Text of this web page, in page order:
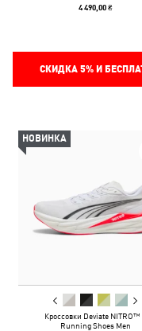
4 490,00 ₴
СКИДКА 5%И
НОВИНКА
Кроссовки Deviate NITRO™
Running Shoes Men